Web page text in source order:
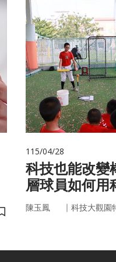
儲存書籤
115/04/28
科技也能改變
層球員如何用
陳玉鳳 ｜ 科技大觀園